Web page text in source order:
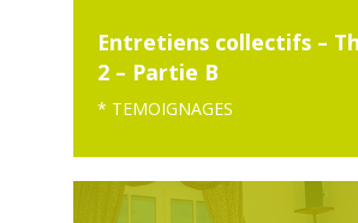
Entretiens collectifs –
2 – Partie B
* TEMOIGNAGES